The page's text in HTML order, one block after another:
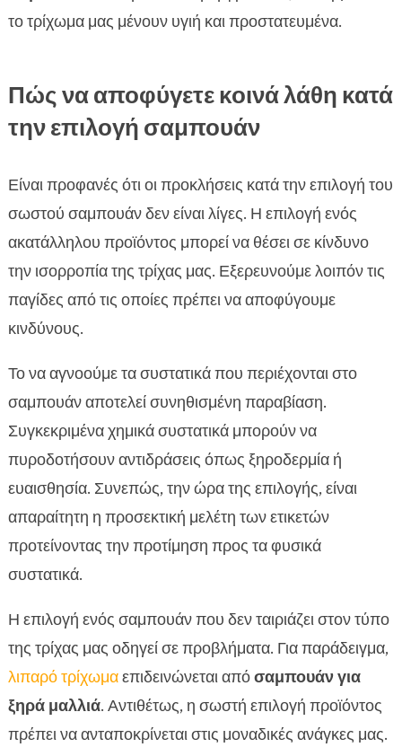
το τρίχωμα μας μένουν υγιή και προστατευμένα.
Πώς να αποφύγετε κοινά λάθη κατά
την επιλογή σαμπουάν
Είναι προφανές ότι οι προκλήσεις κατά την επιλογή του
σωστού σαμπουάν δεν είναι λίγες. Η επιλογή ενός
ακατάλληλου προϊόντος μπορεί να θέσει σε κίνδυνο
την ισορροπία της τρίχας μας. Εξερευνούμε λοιπόν τις
παγίδες από τις οποίες πρέπει να αποφύγουμε
κινδύνους.
Το να αγνοούμε τα συστατικά που περιέχονται στο
σαμπουάν αποτελεί συνηθισμένη παραβίαση.
Συγκεκριμένα χημικά συστατικά μπορούν να
πυροδοτήσουν αντιδράσεις όπως ξηροδερμία ή
ευαισθησία. Συνεπώς, την ώρα της επιλογής, είναι
απαραίτητη η προσεκτική μελέτη των ετικετών
προτείνοντας την προτίμηση προς τα φυσικά
συστατικά.
Η επιλογή ενός σαμπουάν που δεν ταιριάζει στον τύπο
της τρίχας μας οδηγεί σε προβλήματα. Για παράδειγμα,
λιπαρό τρίχωμαεπιδεινώνεται απόσαμπουάν για
ξηρά μαλλιά. Αντιθέτως, η σωστή επιλογή προϊόντος
πρέπει να ανταποκρίνεται στις μοναδικές ανάγκες μας.